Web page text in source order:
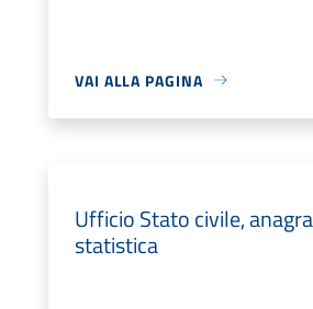
VAI ALLA PAGINA
Ufficio Stato civile,
statistica